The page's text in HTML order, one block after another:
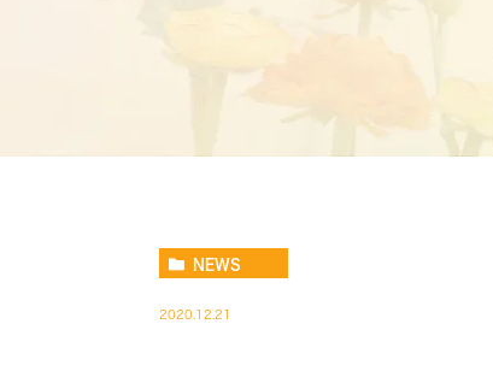
NEWS
2020.12.21